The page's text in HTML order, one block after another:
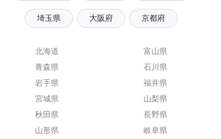
埼玉県 大阪府 京都府
北海道
青森県
岩手県
宮城県
秋田県
山形県
富山県
石川県
福井県
山梨県
長野県
岐阜県